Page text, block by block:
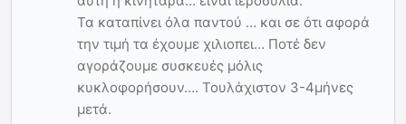
Τα καταπίνει όλα παντού … και σε ότι αφορά
την τιμή τα έχουμε χιλιοπει… Ποτέ δεν
αγοράζουμε συσκευές μόλις
κυκλοφορήσουν…. Τουλάχιστον 3-4μήνες
μετά.